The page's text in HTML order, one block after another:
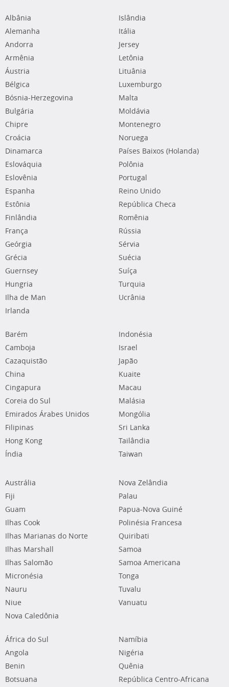
Albânia
Alemanha
Andorra
Armênia
Áustria
Bélgica
Bósnia-Herzegovina
Bulgária
Chipre
Croácia
Dinamarca
Eslováquia
Eslovênia
Espanha
Estônia
Finlândia
França
Geórgia
Grécia
Guernsey
Hungria
Ilha de Man
Irlanda
Islândia
Itália
Jersey
Letônia
Lituânia
Luxemburgo
Malta
Moldávia
Montenegro
Noruega
Países Baixos (Holanda)
Polônia
Portugal
Reino Unido
República Checa
Romênia
Rússia
Sérvia
Suécia
Suíça
Turquia
Ucrânia
Barém
Camboja
Cazaquistão
China
Cingapura
Coreia do Sul
Emirados Árabes Unidos
Filipinas
Hong Kong
Índia
Indonésia
Israel
Japão
Kuaite
Macau
Malásia
Mongólia
Sri Lanka
Tailândia
Taiwan
Austrália
Fiji
Guam
Ilhas Cook
Ilhas Marianas do Norte
Ilhas Marshall
Ilhas Salomão
Micronésia
Nauru
Niue
Nova Caledônia
Nova Zelândia
Palau
Papua-Nova Guiné
Polinésia Francesa
Quiribati
Samoa
Samoa Americana
Tonga
Tuvalu
Vanuatu
África do Sul
Angola
Benin
Botsuana
Namíbia
Nigéria
Quênia
República Centro-Africana